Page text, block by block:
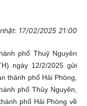
17/02/2025 21:00
phố Thuỷ Nguyên
ngày 12/2/2025 gửi
thành phố Hải Phòng,
phố Thủy Nguyên,
phố Hải Phòng về